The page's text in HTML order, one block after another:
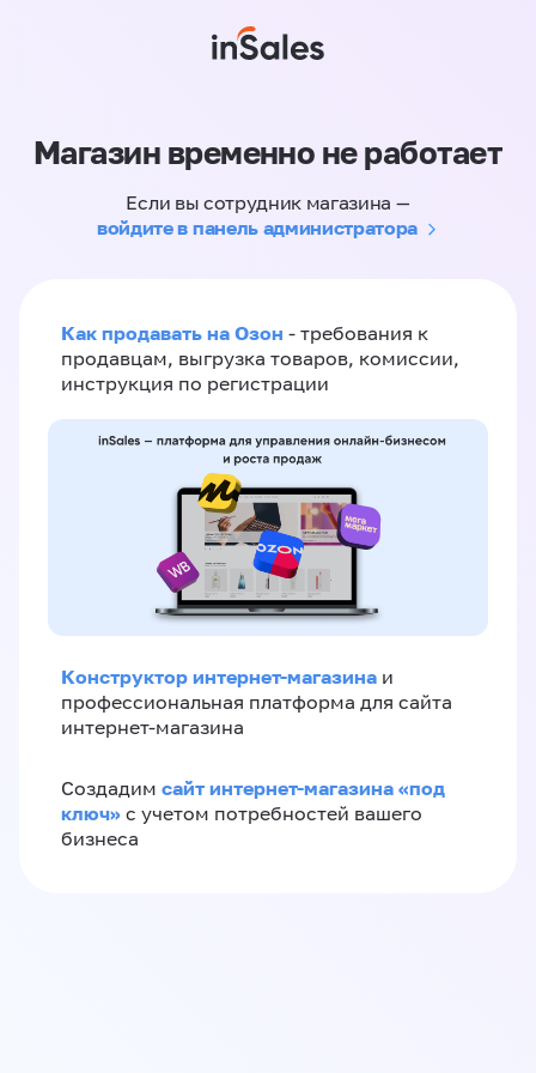
Магазин временно не работает
Если вы сотрудник магазина —
войдите в панель администратора
Как продавать на Озон - требования к
продавцам, выгрузка товаров, комиссии,
инструкция по регистрации
Конструктор интернет-магазина и
профессиональная платформа для сайта
интернет-магазина
Создадим сайт интернет-магазина «под
ключ» с учетом потребностей вашего
бизнеса